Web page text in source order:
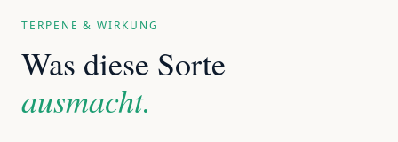
TERPENE & WIRKUNG
Was diese Sorte
ausmacht.